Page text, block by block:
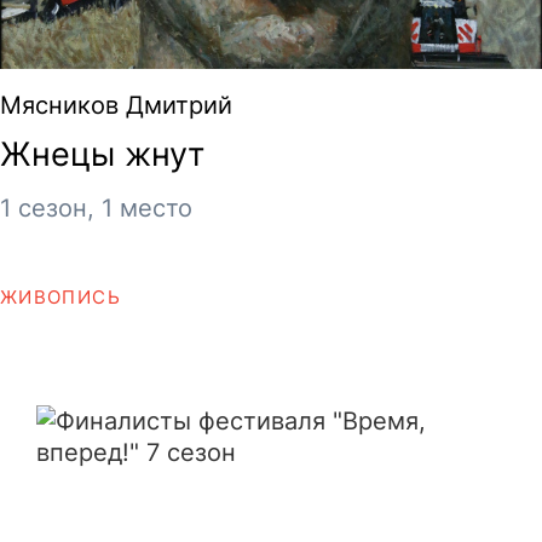
Мясников Дмитрий
Жнецы жнут
1 сезон, 1 место
ЖИВОПИСЬ